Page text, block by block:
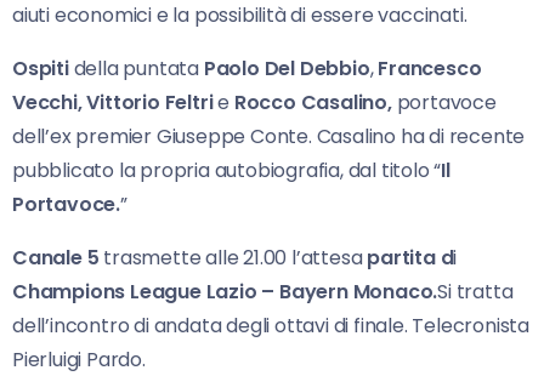
aiuti economici e la possibilità di essere vaccinati.
Ospitidella puntata Paolo Del Debbio,Francesco
Vecchi,Vittorio Feltrie Rocco Casalino,portavoce
dell’ex premier Giuseppe Conte. Casalino ha di recente
pubblicato la propria autobiografia, dal titolo “Il
Portavoce.”
Canale 5 trasmette alle 21.00 l’attesapartita di
Champions League Lazio – Bayern Monaco.Si tratta
dell’incontro di andata degli ottavi di finale. Telecronista
Pierluigi Pardo.